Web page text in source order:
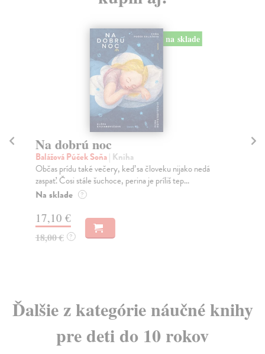
na sklade
Na dobrú noc
Balážová Púček Soňa| Kniha
Občas prídu také večery, keď sa človeku nijako nedá
zaspať. Čosi stále šuchoce, perina je príliš tep...
Na sklade ?
17,10 €
18,00 € ?
Ďalšie z kategórie náučné knihy
pre deti do 10 rokov